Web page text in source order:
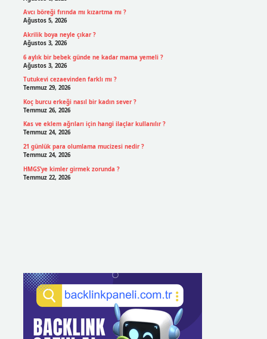
Avcı böreği fırında mı kızartma mı ?
Ağustos 5, 2026
Akrilik boya neyle çıkar ?
Ağustos 3, 2026
6 aylık bir bebek günde ne kadar mama yemeli ?
Ağustos 3, 2026
Tutukevi cezaevinden farklı mı ?
Temmuz 29, 2026
Koç burcu erkeği nasıl bir kadın sever ?
Temmuz 26, 2026
Kas ve eklem ağrıları için hangi ilaçlar kullanılır ?
Temmuz 24, 2026
21 günlük para olumlama mucizesi nedir ?
Temmuz 24, 2026
HMGS’ye kimler girmek zorunda ?
Temmuz 22, 2026